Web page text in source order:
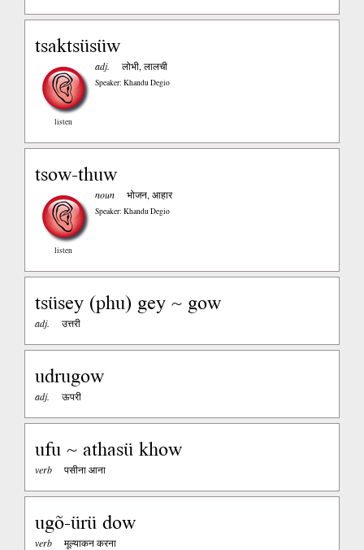
tsaktsüsüw
listen
adj. लोभी, लालची
Speaker: Khandu Degio
tsow-thuw
listen
noun भोजन, आहार
Speaker: Khandu Degio
tsüsey (phu) gey ~ gow
adj. उत्तरी
udrugow
adj. ऊपरी
ufu ~ athasü khow
verb पसीना आना
ugõ-ürü dow
verb मूल्याकन करना